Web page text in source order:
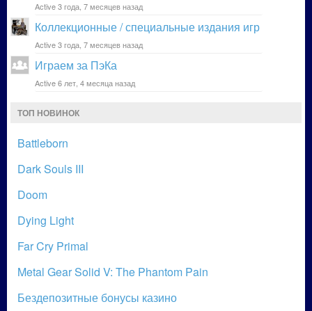
Active 3 года, 7 месяцев назад
Коллекционные / специальные издания игр
Active 3 года, 7 месяцев назад
Играем за ПэКа
Active 6 лет, 4 месяца назад
ТОП НОВИНОК
Battleborn
Dark Souls III
Doom
Dying Light
Far Cry Primal
Metal Gear Solid V: The Phantom Pain
Бездепозитные бонусы казино